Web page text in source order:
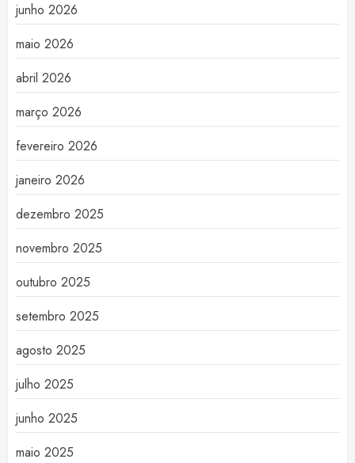
junho 2026
maio 2026
abril 2026
março 2026
fevereiro 2026
janeiro 2026
dezembro 2025
novembro 2025
outubro 2025
setembro 2025
agosto 2025
julho 2025
junho 2025
maio 2025